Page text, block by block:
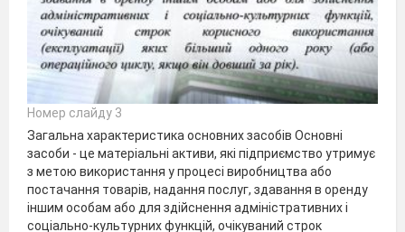
Номер слайду 3
Загальна характеристика основних засобів Основні
засоби - це матеріальні активи, які підприємство утримує
з метою використання у процесі виробництва або
постачання товарів, надання послуг, здавання в оренду
іншим особам або для здійснення адміністративних і
соціально-культурних функцій, очікуваний строк